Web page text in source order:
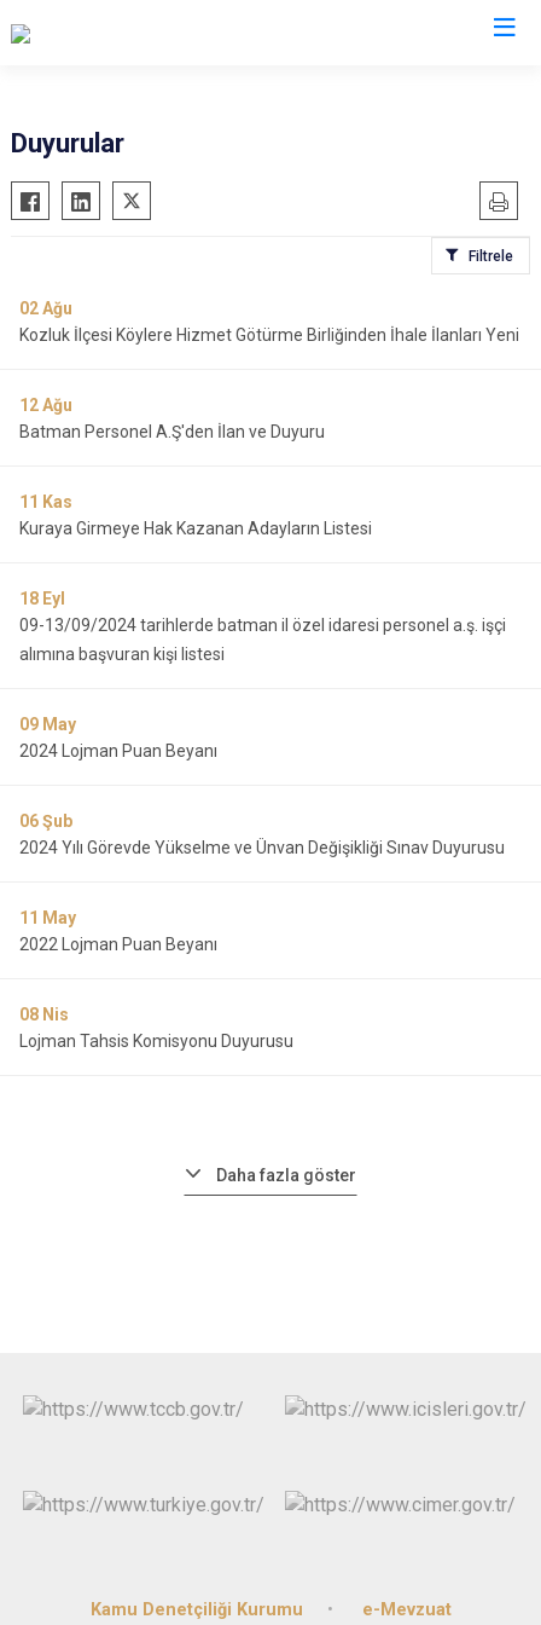
Duyurular
Filtrele
02Ağu
Kozluk İlçesi Köylere Hizmet Götürme Birliğinden İhale İlanları Yeni
12Ağu
Batman Personel A.Ş'den İlan ve Duyuru
11 Kas
Kuraya Girmeye Hak Kazanan Adayların Listesi
18 Eyl
09-13/09/2024 tarihlerde batman il özel idaresi personel a.ş. işçi
alımına başvuran kişi listesi
09 May
2024 Lojman Puan Beyanı
06Şub
2024 Yılı Görevde Yükselme ve Ünvan Değişikliği Sınav Duyurusu
11 May
2022 Lojman Puan Beyanı
08 Nis
Lojman Tahsis Komisyonu Duyurusu
Daha fazla göster
Kamu Denetçiliği Kurumu e-Mevzuat